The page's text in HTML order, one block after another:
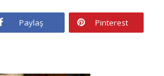
Paylaş Pinterest